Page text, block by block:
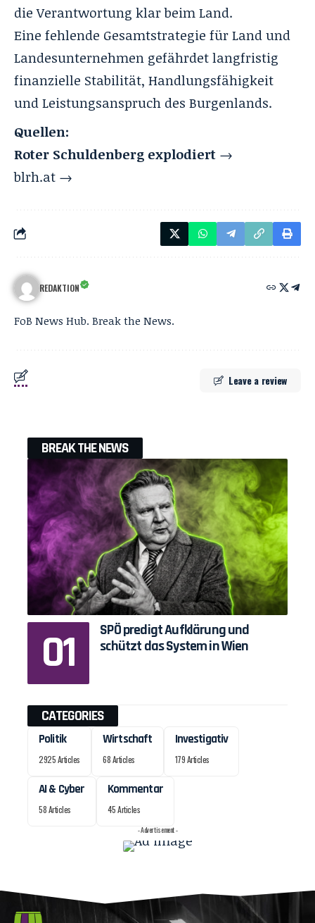
die Verantwortung klar beim Land.
Eine fehlende Gesamtstrategie für Land und
Landesunternehmen gefährdet langfristig
finanzielle Stabilität, Handlungsfähigkeit
und Leistungsanspruch des Burgenlands.
Quellen:
Roter Schuldenberg explodiert →
blrh.at →
REDAKTION
FoB News Hub. Break the News.
Leave a review
BREAK THE NEWS
SPÖ predigt Aufklärung und
schützt das System in Wien
CATEGORIES
Politik
2925 Articles
Wirtschaft
68 Articles
Investigativ
179 Articles
AI & Cyber
58 Articles
Kommentar
45 Articles
- Advertisement -